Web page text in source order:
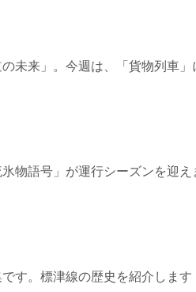
未来」。今週は、「貨物列車」
物語号」が運行シーズンを迎え
す。標津線の歴史を紹介します